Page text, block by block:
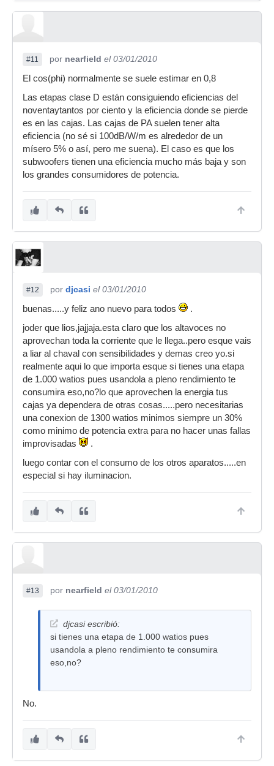
#11 por nearfield el 03/01/2010
El cos(phi) normalmente se suele estimar en 0,8
Las etapas clase D están consiguiendo eficiencias del
noventaytantos por ciento y la eficiencia donde se pierde
es en las cajas. Las cajas de PA suelen tener alta
eficiencia (no sé si 100dB/W/m es alrededor de un
mísero 5% o así, pero me suena). El caso es que los
subwoofers tienen una eficiencia mucho más baja y son
los grandes consumidores de potencia.
#12 por djcasi el 03/01/2010
buenas.....y feliz ano nuevo para todos
.
joder que lios,jajjaja.esta claro que los altavoces no
aprovechan toda la corriente que le llega..pero esque vais
a liar al chaval con sensibilidades y demas creo yo.si
realmente aqui lo que importa esque si tienes una etapa
de 1.000 watios pues usandola a pleno rendimiento te
consumira eso,no?lo que aprovechen la energia tus
cajas ya dependera de otras cosas.....pero necesitarias
una conexion de 1300 watios minimos siempre un 30%
como minimo de potencia extra para no hacer unas fallas
improvisadas
.
luego contar con el consumo de los otros aparatos.....en
especial si hay iluminacion.
#13 por nearfield el 03/01/2010
djcasi escribió:
si tienes una etapa de 1.000 watios pues
usandola a pleno rendimiento te consumira
eso,no?
No.